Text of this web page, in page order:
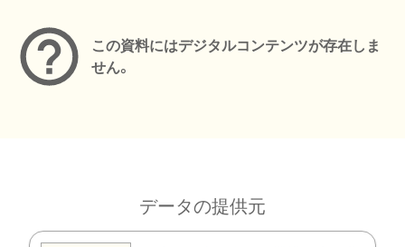
この資料にはデジタルコンテンツが存在しま
せん。
データの提供元